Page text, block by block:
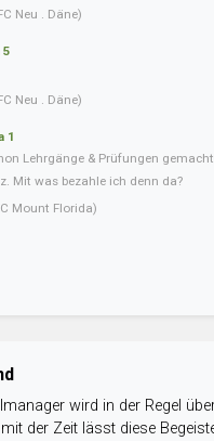
Neu . Däne)
5
Neu . Däne)
1
Lehrgänge & Prüfungen
Mit was bezahle ich denn da?
Mount Florida)
wird in der Regel
der Zeit lässt diese